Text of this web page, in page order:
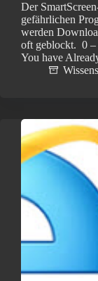
Der
gefährlichen
werden
oft geblockt. 0 –
You have